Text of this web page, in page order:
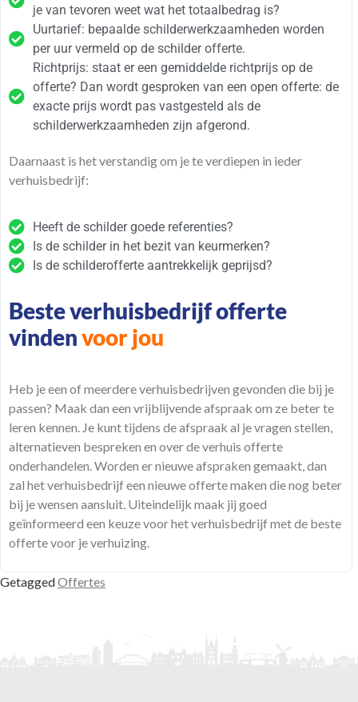
je van tevoren weet wat het totaalbedrag is?
Uurtarief: bepaalde schilderwerkzaamheden worden
per uur vermeld op de schilder offerte.
Richtprijs: staat er een gemiddelde richtprijs op de
offerte? Dan wordt gesproken van een open offerte: de
exacte prijs wordt pas vastgesteld als de
schilderwerkzaamheden zijn afgerond.
Daarnaast is het verstandig om je te verdiepen in ieder
verhuisbedrijf:
Heeft de schilder goede referenties?
Is de schilder in het bezit van keurmerken?
Is de schilderofferte aantrekkelijk geprijsd?
Beste verhuisbedrijf offerte
vindenvoor jou
Heb je een of meerdere verhuisbedrijven gevonden die bij je
passen? Maak dan een vrijblijvende afspraak om ze beter te
leren kennen. Je kunt tijdens de afspraak al je vragen stellen,
alternatieven bespreken en over de verhuis offerte
onderhandelen. Worden er nieuweafspraken gemaakt, dan
zal het verhuisbedrijf een nieuwe offerte maken die nog beter
bij je wensen aansluit . Uiteindelijk maak jij goed
geïnformeerd een keuze voor het verhuisbedrijf met de beste
offerte voor je verhuizing.
GetaggedOffertes